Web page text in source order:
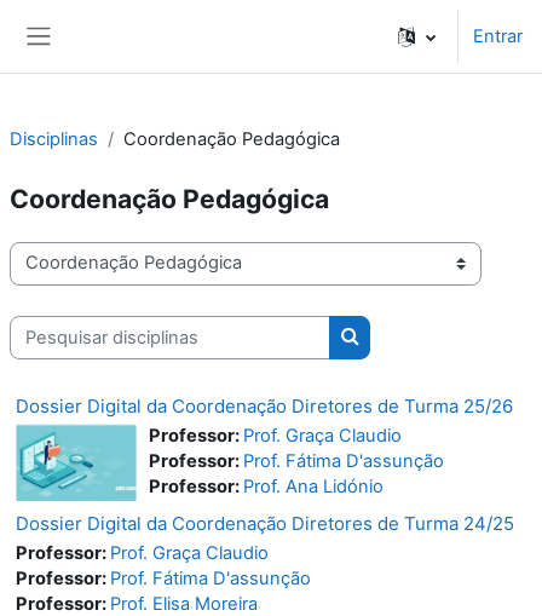
Entrar
Disciplinas Coordenação Pedagógica
Coordenação Pedagógica
Categorias de disciplinas
Pesquisar disciplinas
Pesquisar disciplinas
Dossier Digital da Coordenação Diretores de Turma 25/26
Professor: Prof. Graça Claudio
Professor: Prof. Fátima D'assunção
Professor: Prof. Ana Lidónio
Dossier Digital da Coordenação Diretores de Turma 24/25
Professor: Prof. Graça Claudio
Professor: Prof. Fátima D'assunção
Professor: Prof. Elisa Moreira